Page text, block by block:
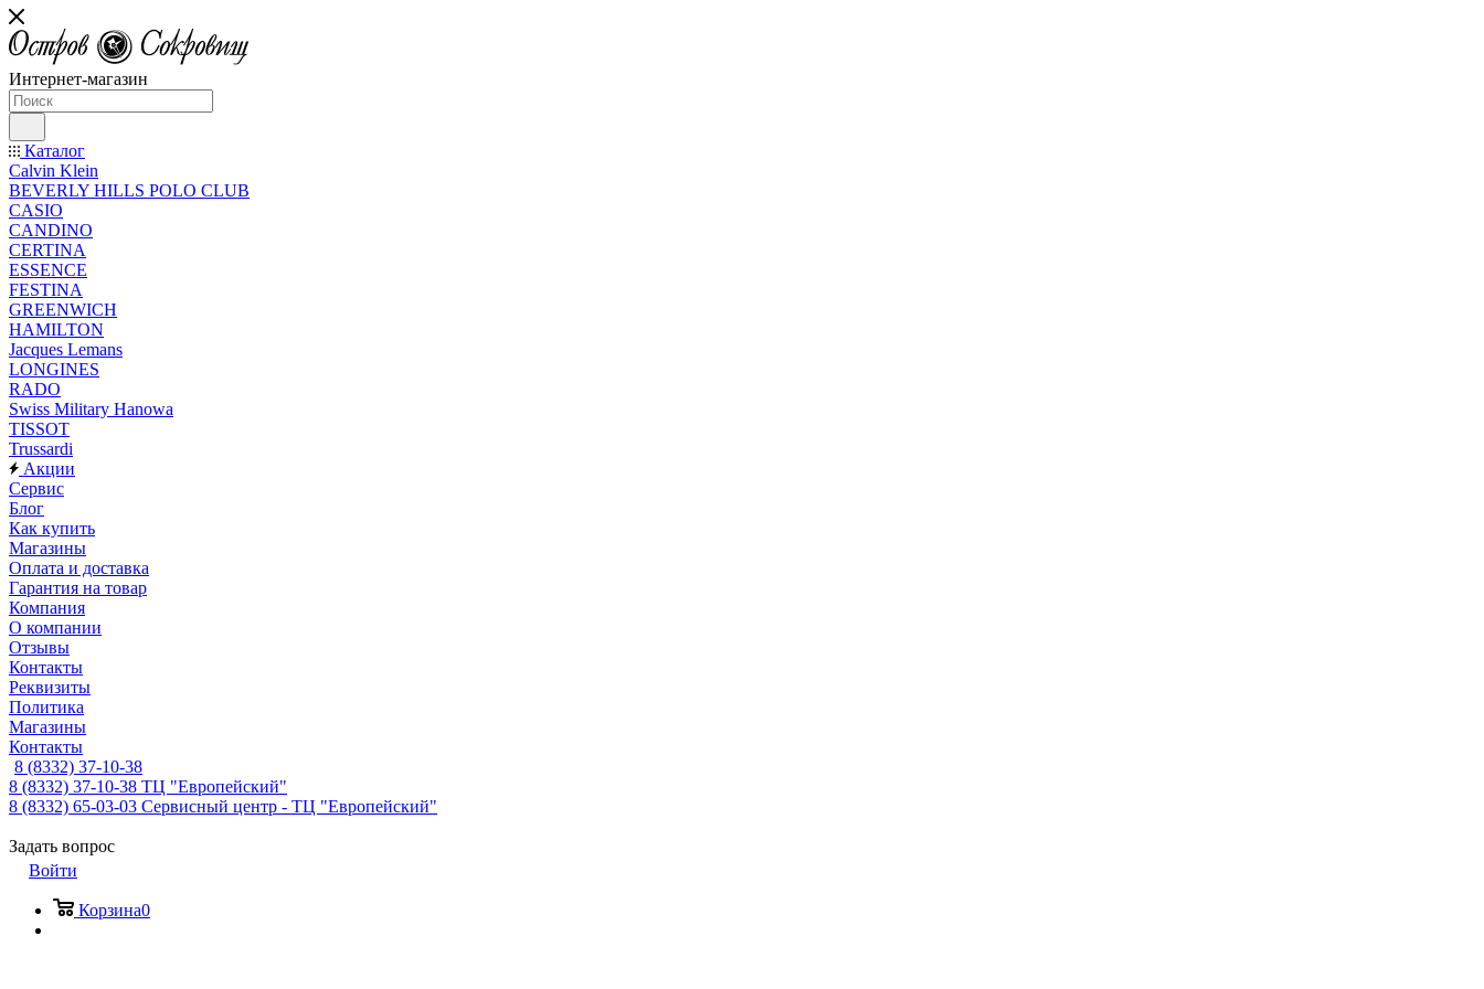
Интернет-магазин
Каталог
Calvin Klein
BEVERLY HILLS POLO CLUB
CASIO
CANDINO
CERTINA
ESSENCE
FESTINA
GREENWICH
HAMILTON
Jacques Lemans
LONGINES
RADO
Swiss Military Hanowa
TISSOT
Trussardi
Акции
Сервис
Блог
Как купить
Магазины
Оплата и доставка
Гарантия на товар
Компания
О компании
Отзывы
Контакты
Реквизиты
Политика
Магазины
Контакты
8 (8332) 37-10-38
8 (8332) 37-10-38 ТЦ "Европейский"
8 (8332) 65-03-03 Сервисный центр - ТЦ "Европейский"
Задать вопрос
Войти
Корзина0